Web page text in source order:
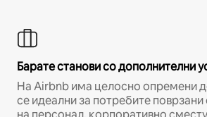
Барате станови со дополнителни
На Airbnb има целосно опремени
се идеални за потребите